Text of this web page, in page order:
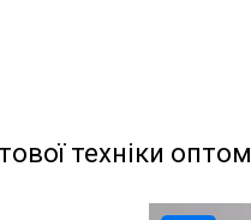
техніки оптом